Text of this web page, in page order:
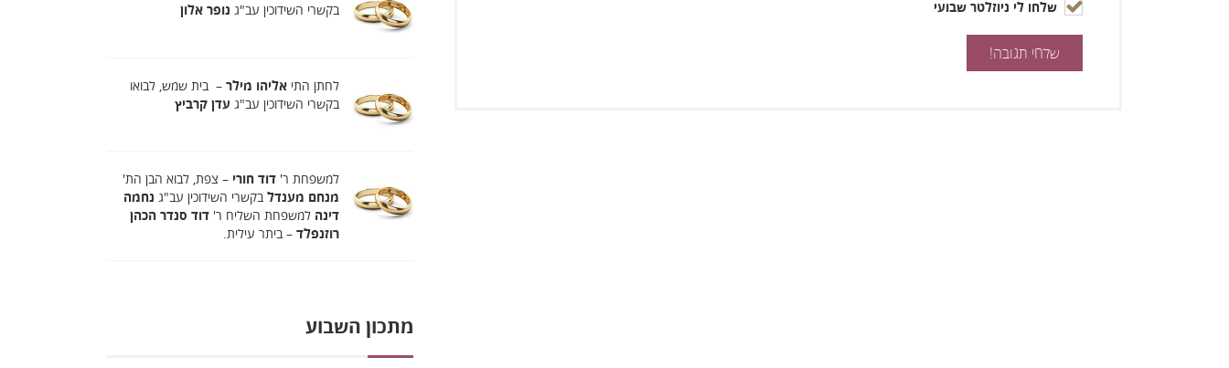
שלחו לי ניוזלטר שבועי
בקשרי השידוכין עב"ג נופר אלון
לחתן התי אליהו מילר – בית שמש, לבואו
בקשרי השידוכין עב"ג עדן קרביץ
למשפחת ר' דוד חורי – צפת, לבוא הבן הת'
מנחם מענדלבקשרי השידוכין עב"ג נחמה
דינה למשפחת השליח ר' דוד סנדר הכהן
רוזנפלד – ביתר עילית.
מתכון השבוע